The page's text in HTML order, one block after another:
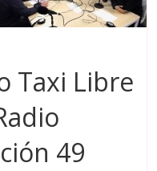
Taxi Libre
49